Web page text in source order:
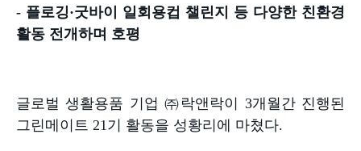
- 플로깅·굿바이 일회용컵 챌린지 등 다양한 친환경
활동 전개하며 호평
글로벌 생활용품 기업 ㈜락앤락이 3개월간 진행된
그린메이트 21 기 활동을 성황리에 마쳤다.